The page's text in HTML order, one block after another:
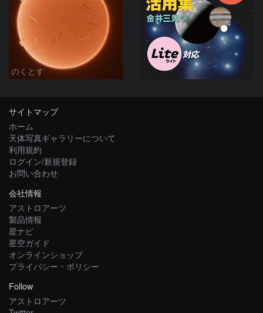
のくとす
サイトマップ
ホーム
天体写真ギャラリーについて
利用規約
ログイン/新規登録
お問い合わせ
会社情報
アストロアーツ
製品情報
星ナビ
星空ガイド
オンラインショップ
プライバシー・ポリシー
Follow
アストロアーツ